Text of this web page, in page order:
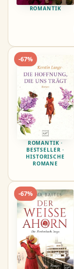
ROMANTIK
-67%
ROMANTIK ·
BESTSELLER ·
HISTORISCHE
ROMANE
-67%